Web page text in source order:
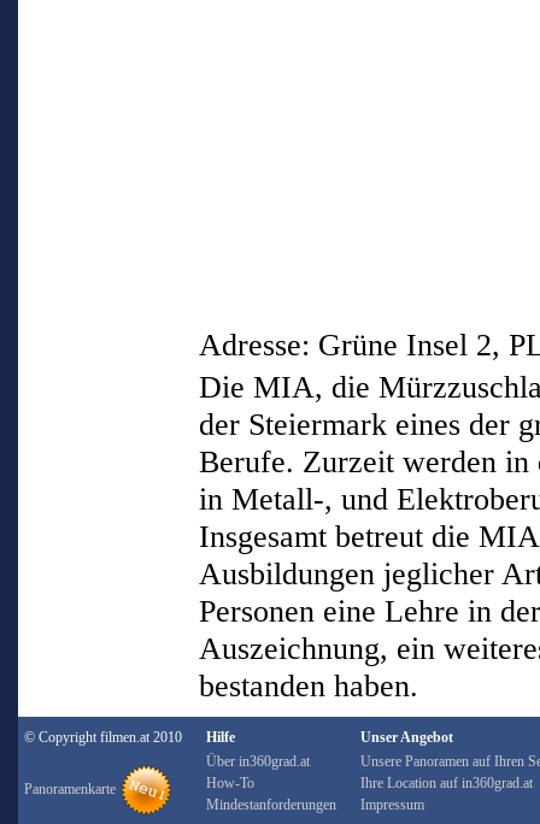
Adresse: Grüne Insel 2,
Die MIA, die
der Steiermark eines der
Berufe. Zurzeit werden
in Metall-, und
Insgesamt betreut die
Ausbildungen jeglicher
Personen eine Lehre in
Auszeichnung, ein
bestanden haben.
© Copyright filmen.at 2010
Panoramenkarte
Hilfe
Über in360grad.at
How-To
Mindestanforderungen
Unser Angebot
Unsere Panoramen auf Ihren
Ihre Location auf in360grad.at
Impressum